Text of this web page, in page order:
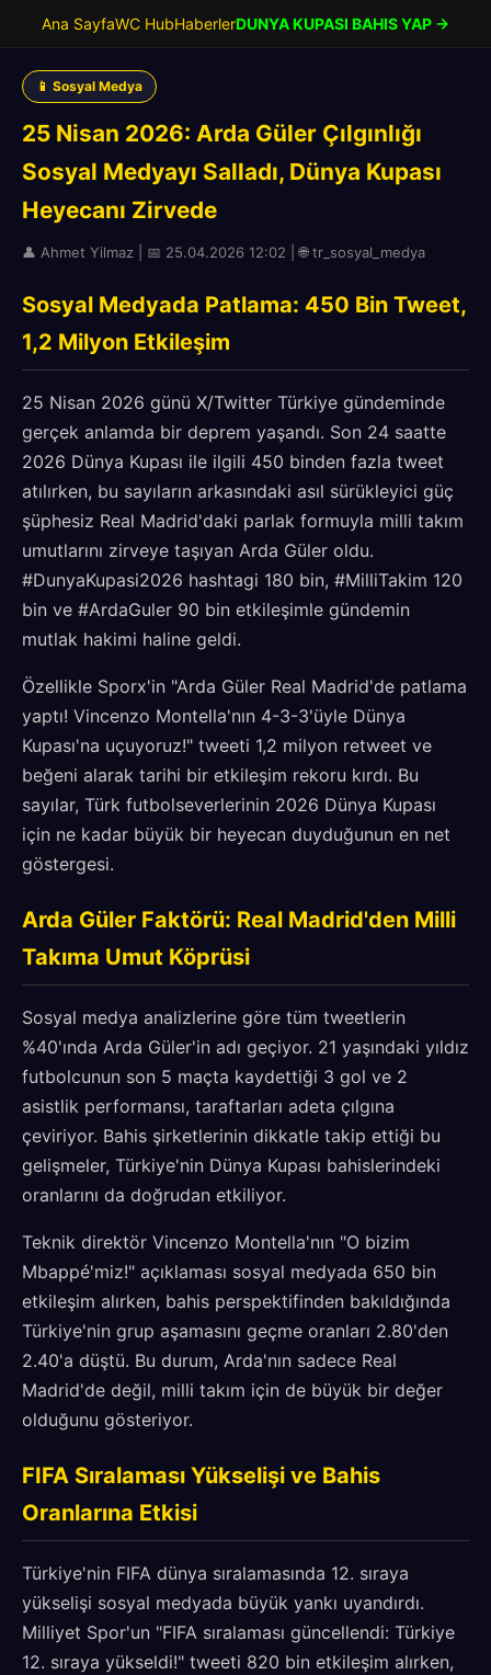
Ana SayfaWC HubHaberlerDUNYA KUPASI BAHIS YAP →
📱 Sosyal Medya
25 Nisan 2026: Arda Güler Çılgınlığı
Sosyal Medyayı Salladı, Dünya Kupası
Heyecanı Zirvede
👤 Ahmet Yilmaz | 📅 25.04.2026 12:02 | 🌐 tr_sosyal_medya
Sosyal Medyada Patlama: 450 Bin Tweet,
1,2 Milyon Etkileşim
25 Nisan 2026 günü X/Twitter Türkiye gündeminde
gerçek anlamda bir deprem yaşandı. Son 24 saatte
2026 Dünya Kupası ile ilgili 450 binden fazla tweet
atılırken, bu sayıların arkasındaki asıl sürükleyici güç
şüphesiz Real Madrid'daki parlak formuyla milli takım
umutlarını zirveye taşıyan Arda Güler oldu.
#DunyaKupasi2026 hashtagi 180 bin, #MilliTakim 120
bin ve #ArdaGuler 90 bin etkileşimle gündemin
mutlak hakimi haline geldi.
Özellikle Sporx'in "Arda Güler Real Madrid'de patlama
yaptı! Vincenzo Montella'nın 4-3-3'üyle Dünya
Kupası'na uçuyoruz!" tweeti 1,2 milyon retweet ve
beğeni alarak tarihi bir etkileşim rekoru kırdı. Bu
sayılar, Türk futbolseverlerinin 2026 Dünya Kupası
için ne kadar büyük bir heyecan duyduğunun en net
göstergesi.
Arda Güler Faktörü: Real Madrid'den Milli
Takıma Umut Köprüsi
Sosyal medya analizlerine göre tüm tweetlerin
%40'ında Arda Güler'in adı geçiyor. 21 yaşındaki yıldız
futbolcunun son 5 maçta kaydettiği 3 gol ve 2
asistlik performansı, taraftarları adeta çılgına
çeviriyor. Bahis şirketlerinin dikkatle takip ettiği bu
gelişmeler, Türkiye'nin Dünya Kupası bahislerindeki
oranlarını da doğrudan etkiliyor.
Teknik direktör Vincenzo Montella'nın "O bizim
Mbappé'miz!" açıklaması sosyal medyada 650 bin
etkileşim alırken, bahis perspektifinden bakıldığında
Türkiye'nin grup aşamasını geçme oranları 2.80'den
2.40'a düştü. Bu durum, Arda'nın sadece Real
Madrid'de değil, milli takım için de büyük bir değer
olduğunu gösteriyor.
FIFA Sıralaması Yükselişi ve Bahis
Oranlarına Etkisi
Türkiye'nin FIFA dünya sıralamasında 12. sıraya
yükselişi sosyal medyada büyük yankı uyandırdı.
Milliyet Spor'un "FIFA sıralaması güncellendi: Türkiye
12. sıraya yükseldi!" tweeti 820 bin etkileşim alırken,